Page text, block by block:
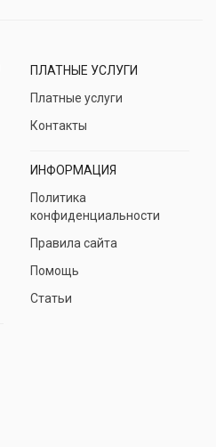
ПЛАТНЫЕ УСЛУГИ
Платные услуги
Контакты
ИНФОРМАЦИЯ
Политика
конфиденциальности
Правила сайта
Помощь
Статьи